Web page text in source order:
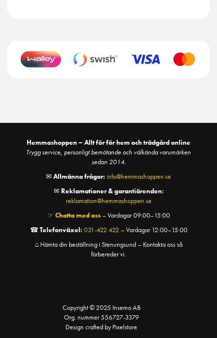
Hemmashoppen – Allt för för hem och trädgård online
Trygg service, personligt bemötande och välkända varumärken
sedan 2014.
✉ Allmänna frågor: info@hemmashoppen.se
✉ Reklamationer & garantiärenden:
reklamation@hemmashoppen.se
☞ Chatta med oss– Vardagar 09:00–15:00
☎Telefonväxel: 031-422 422 – Vardagar 12:00–15:00
⌂ Hämta din beställning i Stenungsund – Kontakta oss så
förbereder vi.
Copyright © 2025 Insemo AB
Org. nummer 556727-3379
Design crafted by Pixelstore